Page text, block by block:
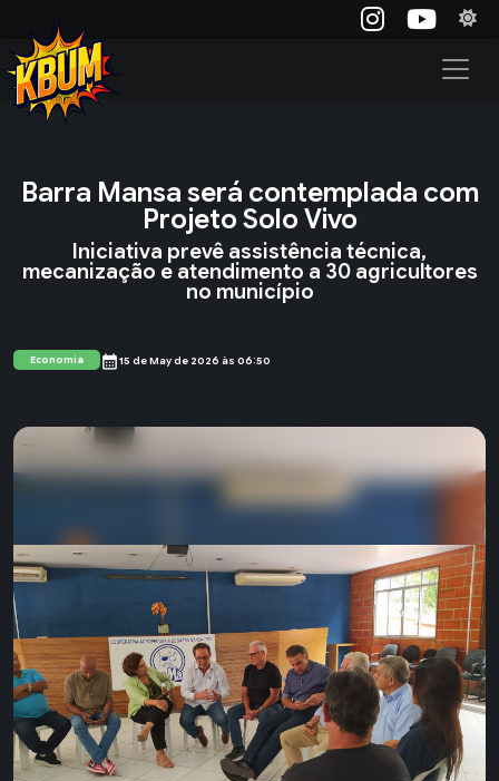
Barra Mansa será contemplada com
Projeto Solo Vivo
Iniciativa prevê assistência técnica,
mecanização e atendimento a 30 agricultores
no município
Economia calendar_month15 de May de 2026 às 06:50